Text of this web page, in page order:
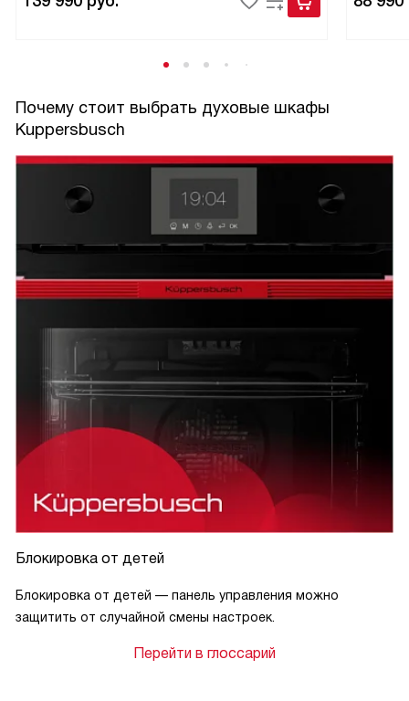
Почему стоит выбрать духовые шкафы
Kuppersbusch
Блокировка от детей
Блокировка от детей — панель управления можно
защитить от случайной смены настроек.
Перейти в глоссарий